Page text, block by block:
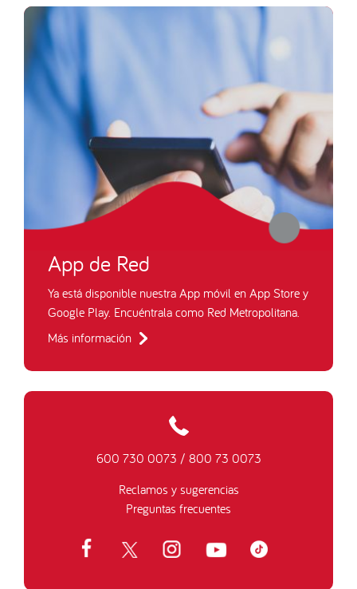
App de Red
Ya está disponible nuestra App móvil en App Store y
Google Play. Encuéntrala como Red Metropolitana.
Más información
600 730 0073 / 800 73 0073
Reclamos y sugerencias
Preguntas frecuentes